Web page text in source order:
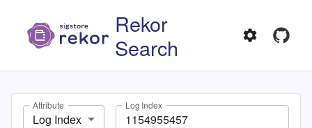
Rekor
Search
Attribute
Log Index
Log Index